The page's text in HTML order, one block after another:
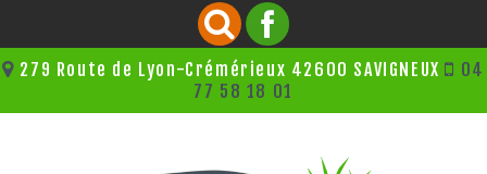
279 Route de Lyon-Crémérieux 42600 SAVIGNEUX
04
77 58 18 01